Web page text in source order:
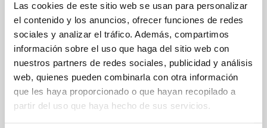
Las cookies de este sitio web se usan para personalizar
el contenido y los anuncios, ofrecer funciones de redes
sociales y analizar el tráfico. Además, compartimos
información sobre el uso que haga del sitio web con
nuestros partners de redes sociales, publicidad y análisis
web, quienes pueden combinarla con otra información
que les haya proporcionado o que hayan recopilado a
partir del uso que haya hecho de sus servicios.
Profundidad 46,5 / 61,5
Cadena de rodillos
CARACTERÍSTICA DIMENSIÓN [MM]